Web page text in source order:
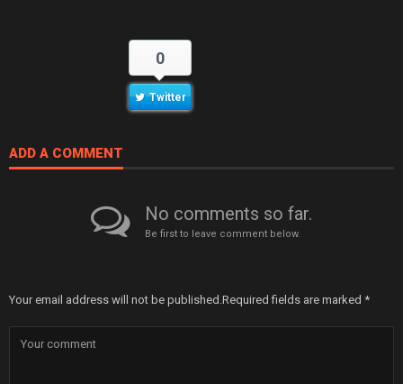
0
Twitter
ADD A COMMENT
No comments so far.
Be first to leave comment below.
Your email address will not be published. Required fields are marked *